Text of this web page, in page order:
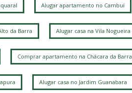
Alugar apartamento no Cambuí
da Barra Alugar casa na Vila Nogueira
Comprar apartamento na Chácara da Barra
Alugar casa no Jardim Guanabara